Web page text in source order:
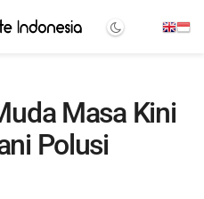
Masa Kini
Polusi